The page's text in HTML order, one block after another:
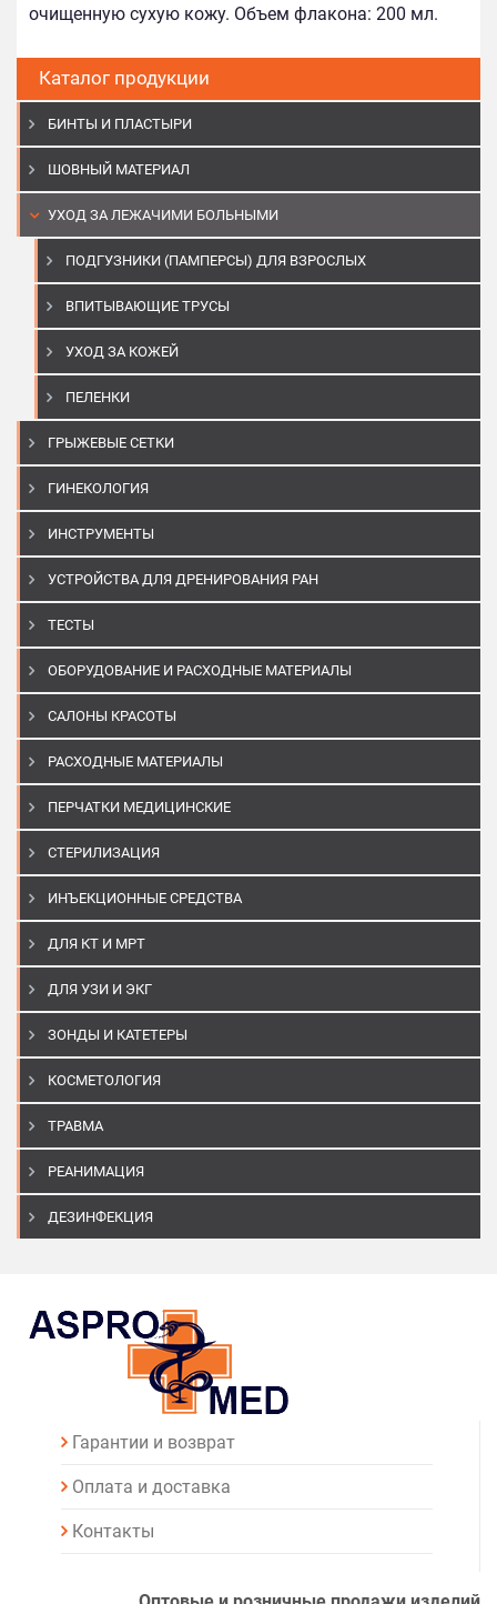
Каталог продукции
БИНТЫ И ПЛАСТЫРИ
ШОВНЫЙ МАТЕРИАЛ
УХОД ЗА ЛЕЖАЧИМИ БОЛЬНЫМИ
ПОДГУЗНИКИ (ПАМПЕРСЫ) ДЛЯ ВЗРОСЛЫХ
ВПИТЫВАЮЩИЕ ТРУСЫ
УХОД ЗА КОЖЕЙ
ПЕЛЕНКИ
ГРЫЖЕВЫЕ СЕТКИ
ГИНЕКОЛОГИЯ
ИНСТРУМЕНТЫ
УСТРОЙСТВА ДЛЯ ДРЕНИРОВАНИЯ РАН
ТЕСТЫ
ОБОРУДОВАНИЕ И РАСХОДНЫЕ МАТЕРИАЛЫ
САЛОНЫ КРАСОТЫ
РАСХОДНЫЕ МАТЕРИАЛЫ
ПЕРЧАТКИ МЕДИЦИНСКИЕ
СТЕРИЛИЗАЦИЯ
ИНЪЕКЦИОННЫЕ СРЕДСТВА
ДЛЯ КТ И МРТ
ДЛЯ УЗИ И ЭКГ
ЗОНДЫ И КАТЕТЕРЫ
КОСМЕТОЛОГИЯ
ТРАВМА
РЕАНИМАЦИЯ
ДЕЗИНФЕКЦИЯ
очищенную сухую кожу. Объем флакона: 200 мл.
Гарантии и возврат
Оплата и доставка
Контакты